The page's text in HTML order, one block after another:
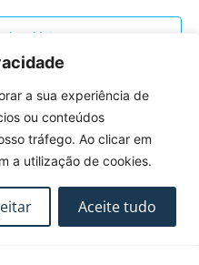
a sua experiência de
ou conteúdos
tráfego. Ao clicar em
a utilização de cookies.
Aceite tudo